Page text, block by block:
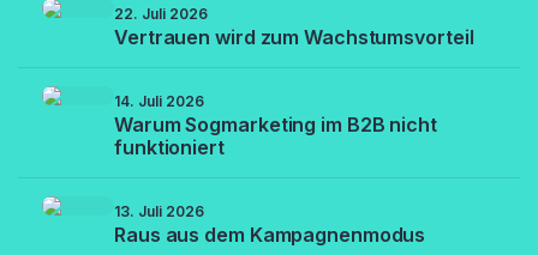
22. Juli 2026
Vertrauen wird zum Wachstumsvorteil
14. Juli 2026
Warum Sogmarketing im B2B nicht
funktioniert
13. Juli 2026
Raus aus dem Kampagnenmodus